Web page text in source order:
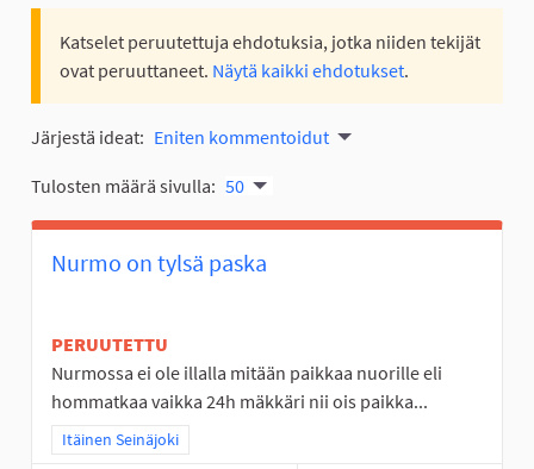
Katselet peruutettuja ehdotuksia, jotka niiden tekijät
ovat peruuttaneet. Näytä kaikki ehdotukset.
Järjestä ideat: Eniten kommentoidut
Tulosten määrä sivulla: 50
Nurmo on tylsä paska
PERUUTETTU
Nurmossa ei ole illalla mitään paikkaa nuorille eli
hommatkaa vaikka 24h mäkkäri nii ois paikka...
Rajaa tulokset teeman mukaan: Itäinen Seinäjoki
Itäinen Seinäjoki